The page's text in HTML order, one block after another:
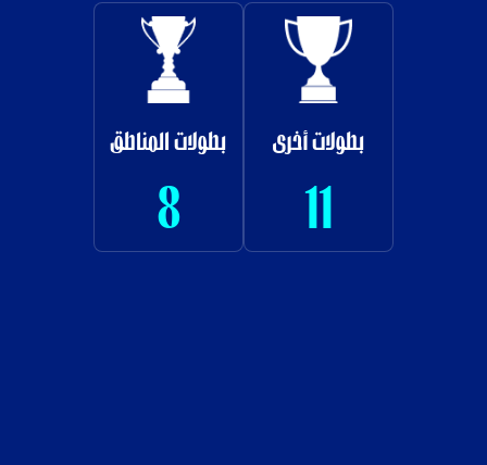
بطولات أخرى
11
بطولات المناطق
8